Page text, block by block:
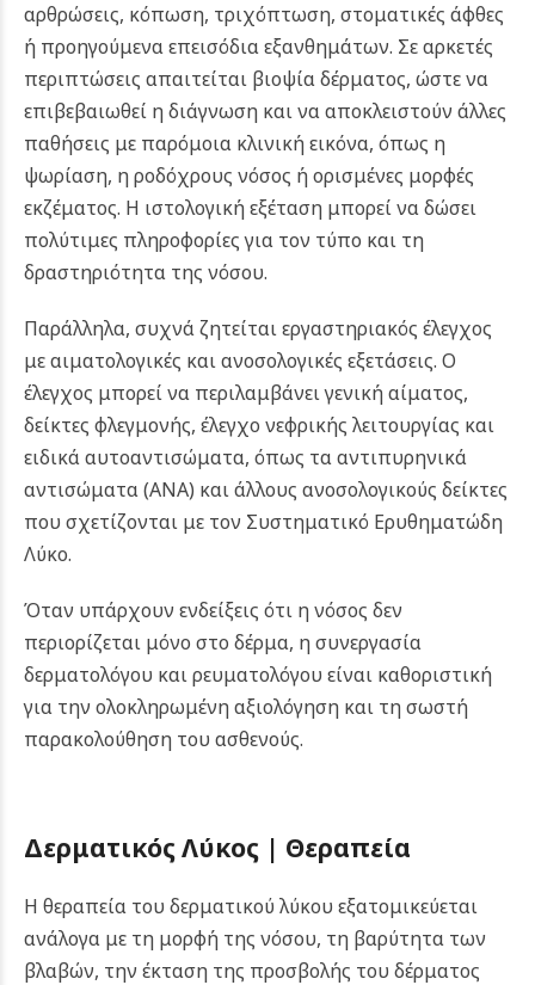
αρθρώσεις, κόπωση, τριχόπτωση, στοματικές άφθες
ή προηγούμενα επεισόδια εξανθημάτων. Σε αρκετές
περιπτώσεις απαιτείται βιοψία δέρματος, ώστε να
επιβεβαιωθεί η διάγνωση και να αποκλειστούν άλλες
παθήσεις με παρόμοια κλινική εικόνα, όπως η
ψωρίαση, η ροδόχρους νόσος ή ορισμένες μορφές
εκζέματος. Η ιστολογική εξέταση μπορεί να δώσει
πολύτιμες πληροφορίες για τον τύπο και τη
δραστηριότητα της νόσου.
Παράλληλα, συχνά ζητείται εργαστηριακός έλεγχος
με αιματολογικές και ανοσολογικές εξετάσεις. Ο
έλεγχος μπορεί να περιλαμβάνει γενική αίματος,
δείκτες φλεγμονής, έλεγχο νεφρικής λειτουργίας και
ειδικά αυτοαντισώματα, όπως τα αντιπυρηνικά
αντισώματα (ANA) και άλλους ανοσολογικούς δείκτες
που σχετίζονται με τον Συστηματικό Ερυθηματώδη
Λύκο.
Όταν υπάρχουν ενδείξεις ότι η νόσος δεν
περιορίζεται μόνο στο δέρμα, η συνεργασία
δερματολόγου και ρευματολόγου είναι καθοριστική
για την ολοκληρωμένη αξιολόγηση και τη σωστή
παρακολούθηση του ασθενούς.
Δερματικός Λύκος | Θεραπεία
Η θεραπεία του δερματικού λύκου εξατομικεύεται
ανάλογα με τη μορφή της νόσου, τη βαρύτητα των
βλαβών, την έκταση της προσβολής του δέρματος